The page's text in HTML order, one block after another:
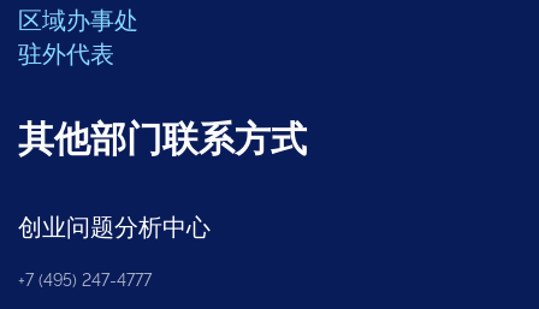
区域办事处
驻外代表
其他部门联系方式
创业问题分析中心
+7 (495) 247-4777